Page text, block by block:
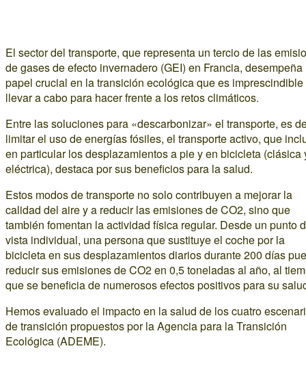
El sector del transporte, que representa un tercio de las
de gases de efecto invernadero (GEI) en Francia, desempeña
papel crucial en la transición ecológica que es imprescindible
llevar a cabo para hacer frente a los retos climáticos.
Entre las soluciones para «descarbonizar» el transporte, es
limitar el uso de energías fósiles, el transporte activo, que
en particular los desplazamientos a pie y en bicicleta (clásica
eléctrica), destaca por sus beneficios para la salud.
Estos modos de transporte no solo contribuyen a mejorar la
calidad del aire y a reducir las emisiones de CO2, sino que
también fomentan la actividad física regular. Desde un punto
vista individual, una persona que sustituye el coche por la
bicicleta en sus desplazamientos diarios durante 200 días
reducir sus emisiones de CO2 en 0,5 toneladas al año, al
que se beneficia de numerosos efectos positivos para su
Hemos evaluado el impacto en la salud de los cuatro
de transición propuestos por la Agencia para la Transición
Ecológica (ADEME).